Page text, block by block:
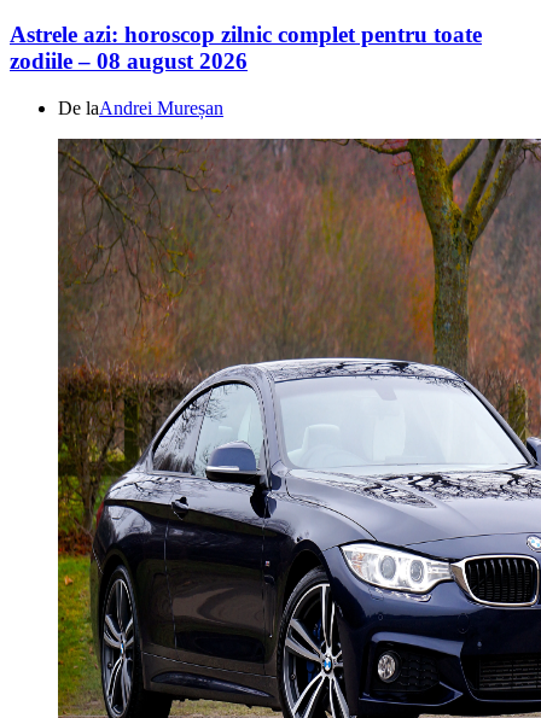
Astrele azi: horoscop zilnic complet pentru toate
zodiile – 08 august 2026
De laAndrei Mureșan